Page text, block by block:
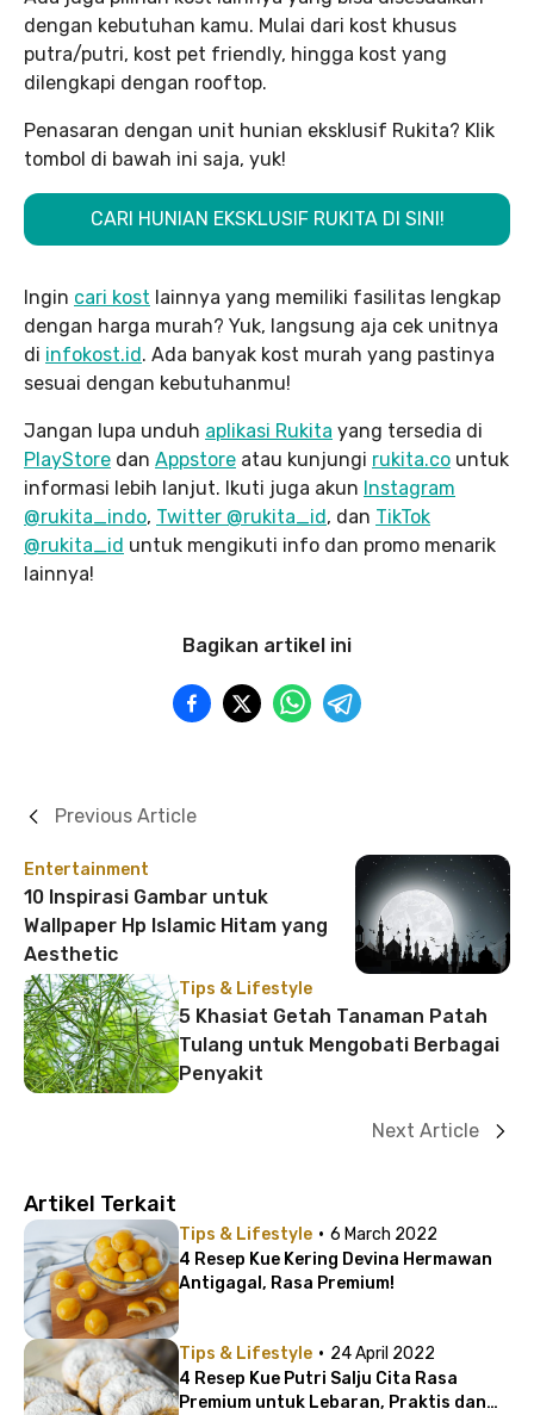
dengan kebutuhan kamu. Mulai dari kost khusus
putra/putri, kost pet friendly, hingga kost yang
dilengkapi dengan rooftop.
Penasaran dengan unit hunian eksklusif Rukita? Klik
tombol di bawah ini saja, yuk!
CARI HUNIAN EKSKLUSIF RUKITA DI SINI!
Ingin cari kost lainnya yang memiliki fasilitas lengkap
dengan harga murah? Yuk, langsung aja cek unitnya
di infokost.id . Ada banyak kost murah yang pastinya
sesuai dengan kebutuhanmu!
Jangan lupa unduh aplikasi Rukita yang tersedia di
PlayStore dan Appstore atau kunjungi rukita.co untuk
informasi lebih lanjut. Ikuti juga akun Instagram
@rukita_indo, Twitter @rukita_id , dan TikTok
@rukita_id untuk mengikuti info dan promo menarik
lainnya!
Bagikan artikel ini
Entertainment
10 Inspirasi Gambar untuk
Wallpaper Hp Islamic Hitam yang
Aesthetic
Previous Article
Tips & Lifestyle
5 Khasiat Getah Tanaman Patah
Tulang untuk Mengobati Berbagai
Penyakit
Next Article
Artikel Terkait
Tips & Lifestyle · 6 March 2022
4 Resep Kue Kering Devina Hermawan
Antigagal, Rasa Premium!
Tips & Lifestyle · 24 April 2022
4 Resep Kue Putri Salju Cita Rasa
Premium untuk Lebaran, Praktis dan